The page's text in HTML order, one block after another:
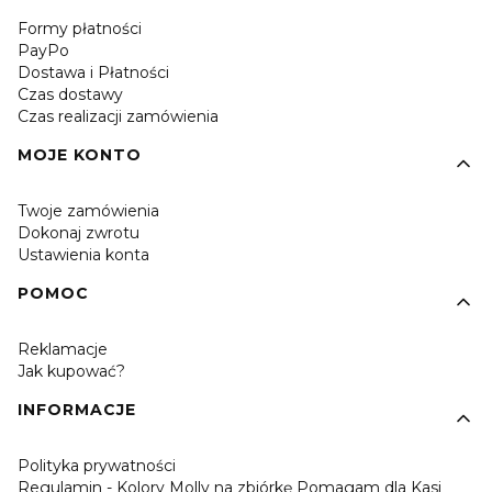
Formy płatności
PayPo
Dostawa i Płatności
Czas dostawy
Czas realizacji zamówienia
MOJE KONTO
Twoje zamówienia
Dokonaj zwrotu
Ustawienia konta
POMOC
Reklamacje
Jak kupować?
INFORMACJE
Polityka prywatności
Regulamin - Kolory Molly na zbiórkę Pomagam dla Kasi